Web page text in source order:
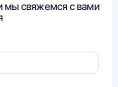
мы свяжемся с вами